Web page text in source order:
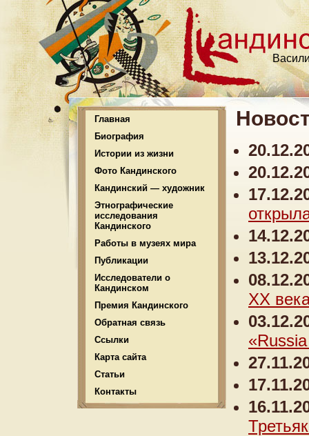
Главная
Биография
Истории из жизни
Фото Кандинского
Кандинский — художник
Этнографические
исследования
Кандинского
Работы в музеях мира
Публикации
Исследователи о
Кандинском
Премия Кандинского
Обратная связь
Ссылки
Карта сайта
Статьи
Контакты
ХХ